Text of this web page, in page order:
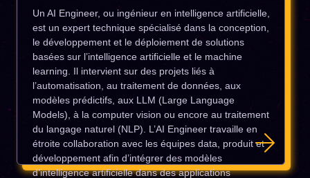
Un AI Engineer, ou ingénieur en intelligence artificielle,
est un expert technique spécialisé dans la conception,
le développement et le déploiement de solutions
basées sur l’intelligence artificielle et le machine
learning. Il intervient sur des projets liés à
l’automatisation, au traitement de données, aux
modèles prédictifs, aux LLM (Large Language
Models), à la computer vision ou encore au traitement
du langage naturel (NLP). L’AI Engineer travaille en
étroite collaboration avec les équipes data, produit et
développement afin d’intégrer des modèles
d’intelligence artificielle dans des applications